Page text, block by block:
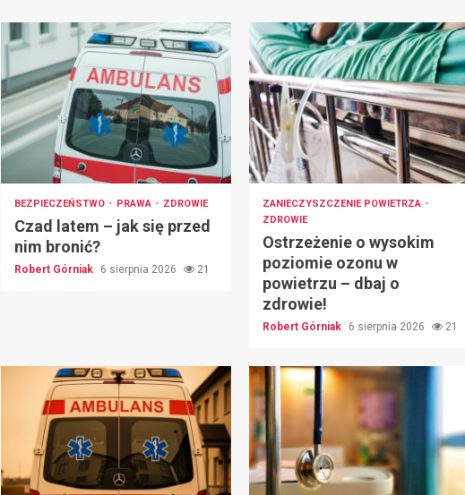
BEZPIECZEŃSTWO PRAWA ZDROWIE
Czad latem – jak się przed
nim bronić?
Robert Górniak 6 sierpnia 2026 21
ZANIECZYSZCZENIE POWIETRZA
ZDROWIE
Ostrzeżenie o wysokim
poziomie ozonu w
powietrzu – dbaj o
zdrowie!
Robert Górniak 6 sierpnia 2026 21